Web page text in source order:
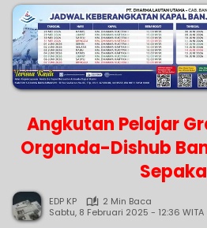
Angkutan Pelajar
Organda-Dishub
EDP KP
2 Min Baca
Sabtu, 8 Februari 2025 - 12:36 WITA